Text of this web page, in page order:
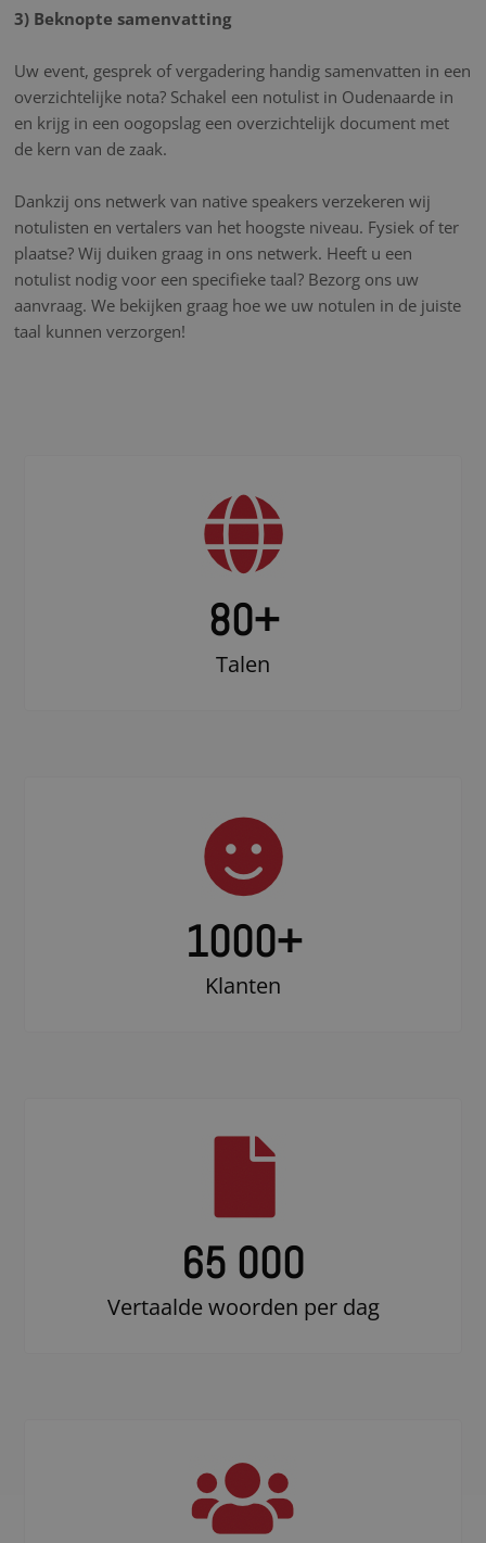
3) Beknopte samenvatting
Uw event, gesprek of vergadering handig samenvatten in een
overzichtelijke nota? Schakel een notulist in Oudenaarde in
en krijg in een oogopslag een overzichtelijk document met
de kern van de zaak.
Dankzij ons netwerk van native speakers verzekeren wij
notulisten en vertalers van het hoogste niveau. Fysiek of ter
plaatse? Wij duiken graag in ons netwerk. Heeft u een
notulist nodig voor een specifieke taal? Bezorg ons uw
aanvraag. We bekijken graag hoe we uw notulen in de juiste
taal kunnen verzorgen!
80+
Talen
1000+
Klanten
65 000
Vertaalde woorden per dag